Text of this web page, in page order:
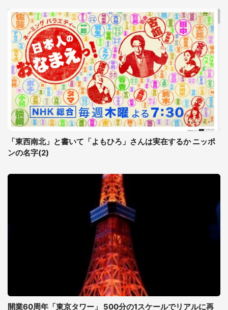
「東西南北」と書いて「よもひろ」さんは実在するか ニッポ
ンの名字(2)
開業60周年「東京タワー」 500分の1スケールでリアルに再